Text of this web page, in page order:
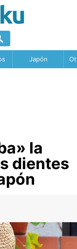
Japón
la
dientes